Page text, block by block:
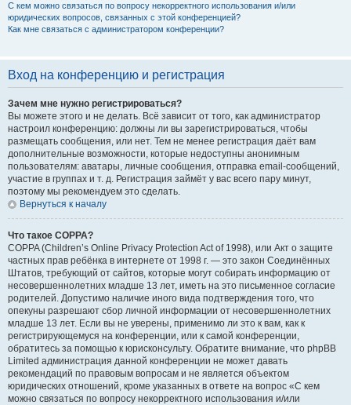
С кем можно связаться по вопросу некорректного использования и/или
юридических вопросов, связанных с этой конференцией?
Как мне связаться с администратором конференции?
Вход на конференцию и регистрация
Зачем мне нужно регистрироваться?
Вы можете этого и не делать. Всё зависит от того, как администратор
настроил конференцию: должны ли вы зарегистрироваться, чтобы
размещать сообщения, или нет. Тем не менее регистрация даёт вам
дополнительные возможности, которые недоступны анонимным
пользователям: аватары, личные сообщения, отправка email-сообщений,
участие в группах и т. д. Регистрация займёт у вас всего пару минут,
поэтому мы рекомендуем это сделать.
Вернуться к началу
Что такое COPPA?
COPPA (Children’s Online Privacy Protection Act of 1998), или Акт о защите
частных прав ребёнка в интернете от 1998 г. — это закон Соединённых
Штатов, требующий от сайтов, которые могут собирать информацию от
несовершеннолетних младше 13 лет, иметь на это письменное согласие
родителей. Допустимо наличие иного вида подтверждения того, что
опекуны разрешают сбор личной информации от несовершеннолетних
младше 13 лет. Если вы не уверены, применимо ли это к вам, как к
регистрирующемуся на конференции, или к самой конференции,
обратитесь за помощью к юрисконсульту. Обратите внимание, что phpBB
Limited администрация данной конференции не может давать
рекомендаций по правовым вопросам и не является объектом
юридических отношений, кроме указанных в ответе на вопрос «С кем
можно связаться по вопросу некорректного использования и/или